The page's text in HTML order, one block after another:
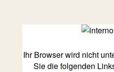
Ihr Browser wird nicht
Sie die folgenden